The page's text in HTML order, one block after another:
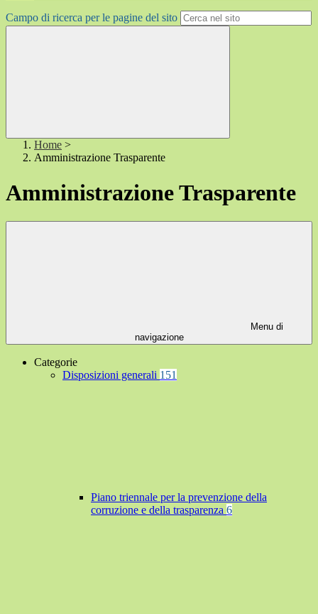
Campo di ricerca per le pagine del sito
Home >
Amministrazione Trasparente
Amministrazione Trasparente
Menu di
navigazione
Categorie
Disposizioni generali 151
Piano triennale per la prevenzione della
corruzione e della trasparenza 6